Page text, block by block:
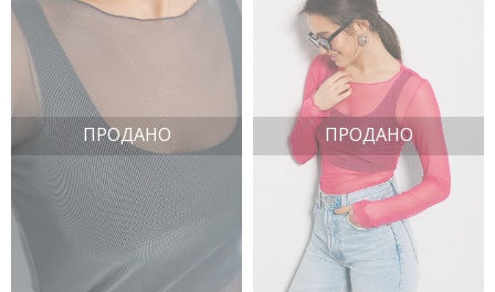
ПРОДАНО ПРОДАНО